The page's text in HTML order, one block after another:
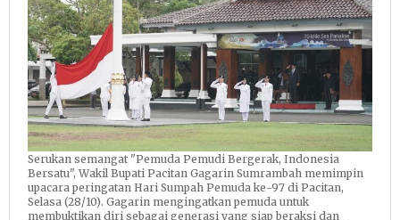
Serukan semangat "Pemuda Pemudi Bergerak, Indonesia
Bersatu", Wakil Bupati Pacitan Gagarin Sumrambah memimpin
upacara peringatan Hari Sumpah Pemuda ke-97 di Pacitan,
Selasa (28/10). Gagarin mengingatkan pemuda untuk
membuktikan diri sebagai generasi yang siap beraksi dan